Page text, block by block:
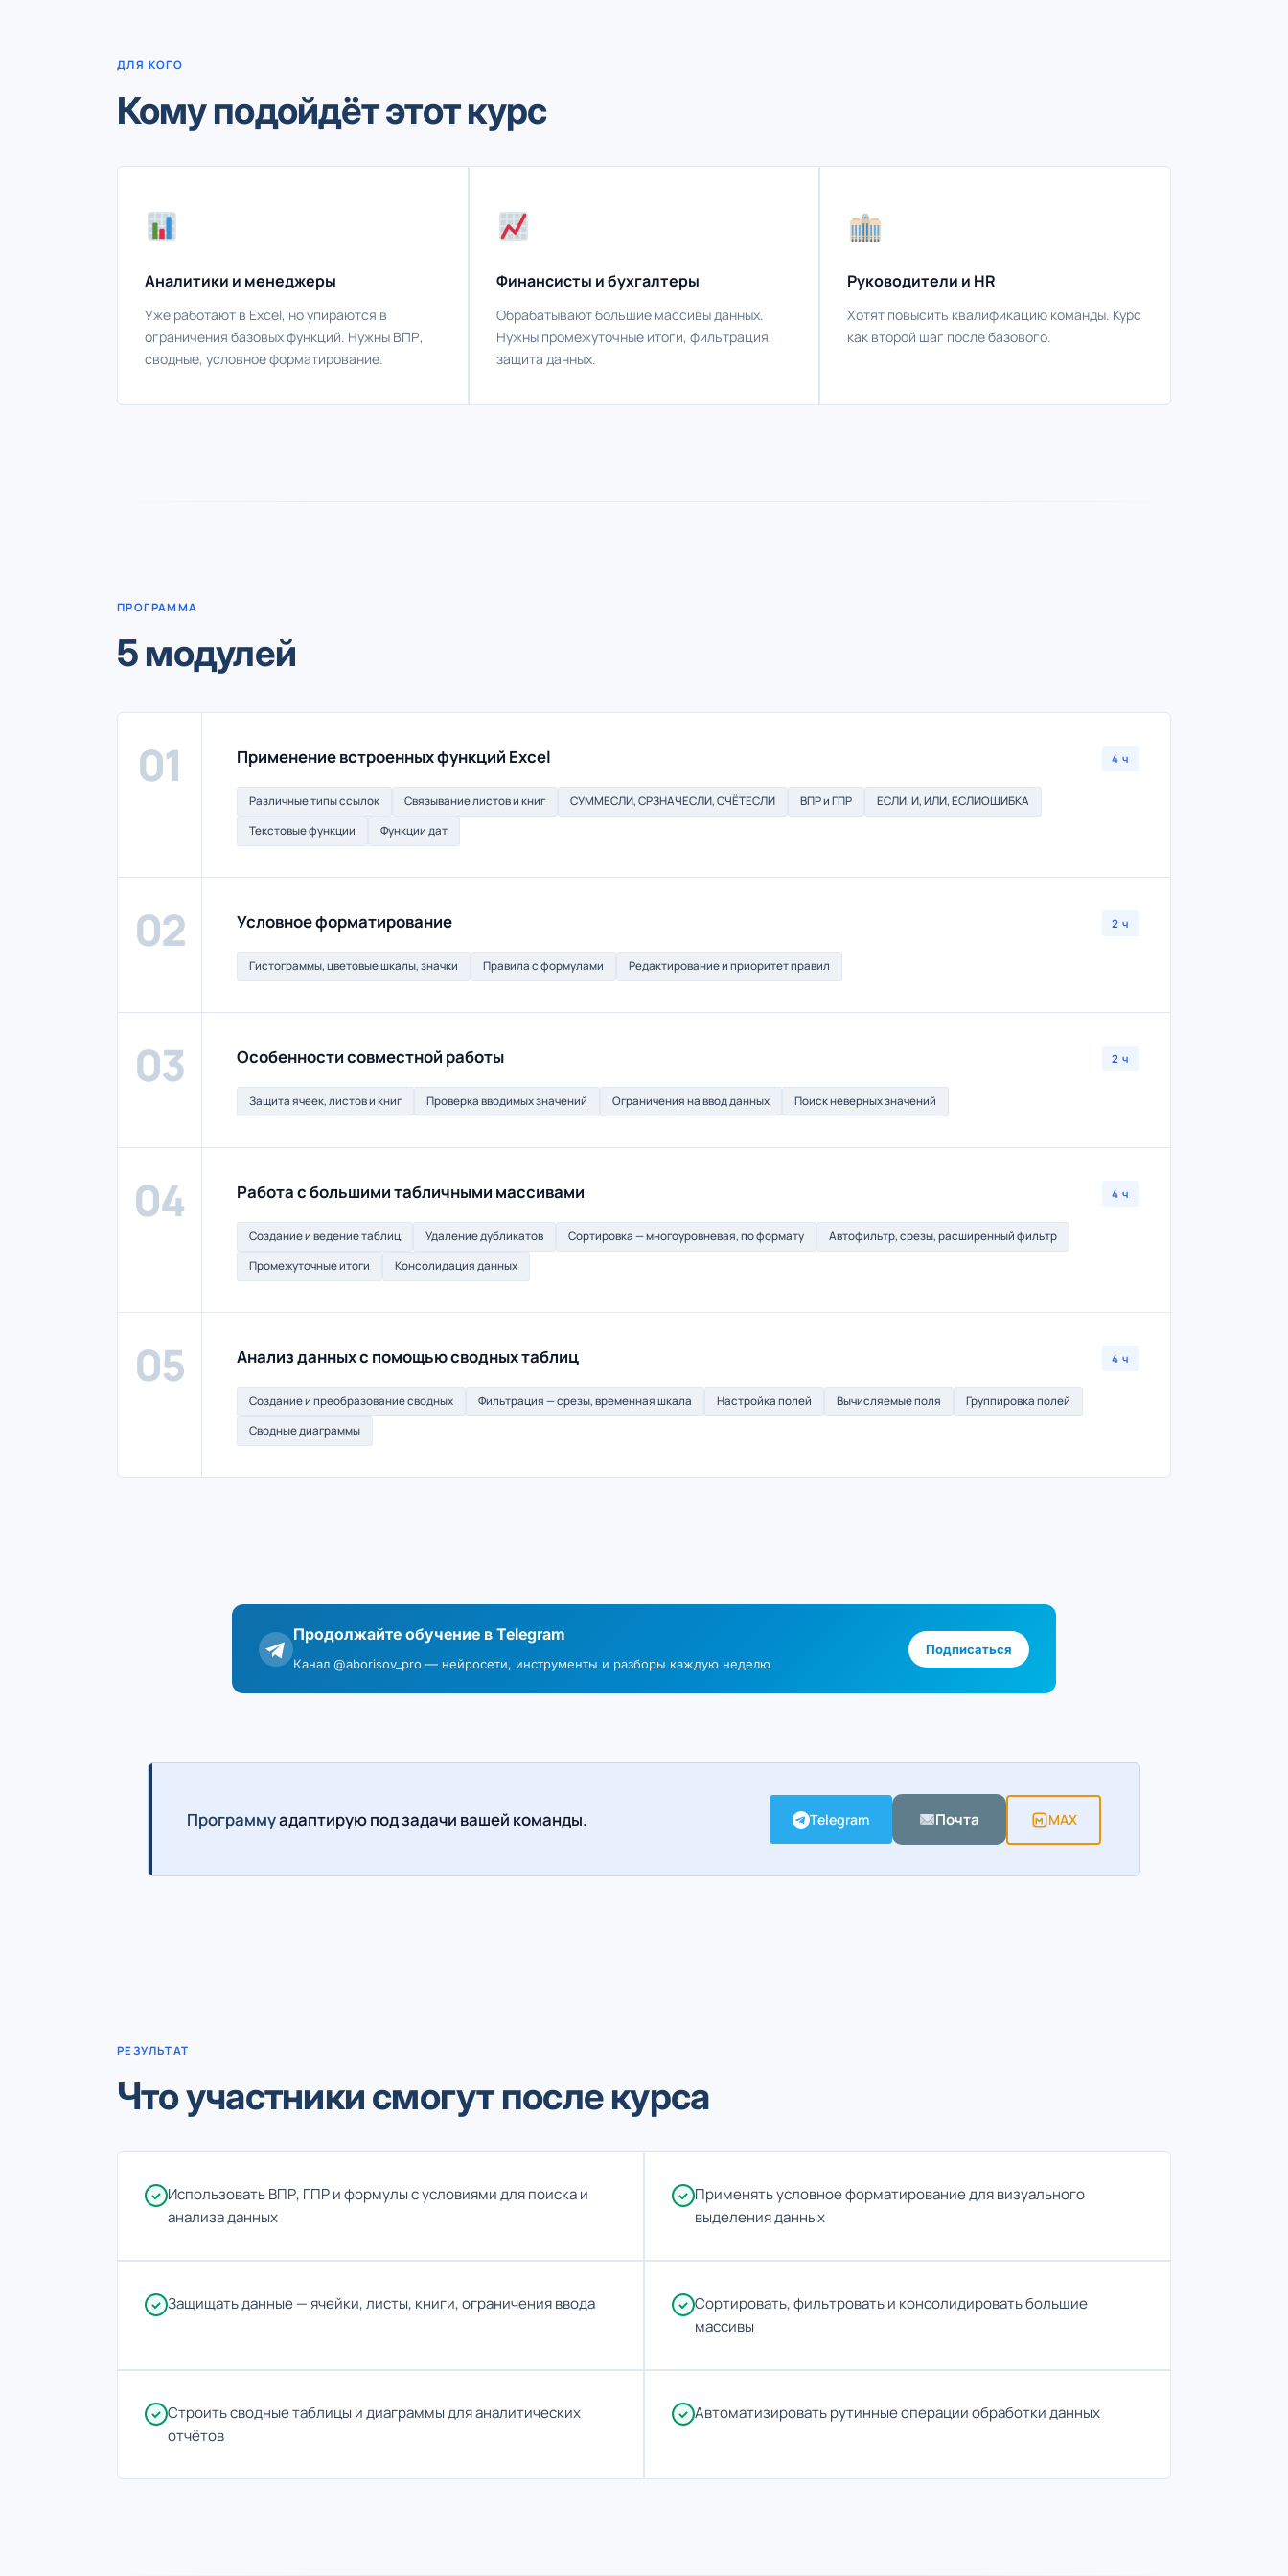
ДЛЯ КОГО
Кому подойдёт этот курс
Аналитики и менеджеры
Уже работают в Excel, но упираются в
ограничения базовых функций. Нужны ВПР,
сводные, условное форматирование.
Финансисты и бухгалтеры
Обрабатывают большие массивы данных.
Нужны промежуточные итоги, фильтрация,
защита данных.
Руководители и HR
Хотят повысить квалификацию команды. Курс
как второй шаг после базового.
ПРОГРАММА
5 модулей
01 Применение встроенных функций Excel 4 ч
Различные типы ссылок Связывание листов и книг СУММЕСЛИ, СРЗНАЧЕСЛИ, СЧЁТЕСЛИ ВПР и ГПР
ЕСЛИ, И, ИЛИ, ЕСЛИОШИБКА
Текстовые функции
Функции дат
02 Условное форматирование 2 ч
Гистограммы, цветовые шкалы, значки Правила с формулами Редактирование и приоритет правил
03 Особенности совместной работы 2 ч
Защита ячеек, листов и книг Проверка вводимых значений Ограничения на ввод данных Поиск неверных значений
04 Работа с большими табличными массивами 4 ч
Создание и ведение таблиц Удаление дубликатов Сортировка — многоуровневая, по формату
Автофильтр, срезы, расширенный фильтр
Промежуточные итоги
Консолидация данных
05 Анализ данных с помощью сводных таблиц 4 ч
Создание и преобразование сводных Фильтрация — срезы, временная шкала Настройка полей Вычисляемые поля
Группировка полей
Сводные диаграммы
Продолжайте обучение в Telegram
Канал @aborisov_pro — нейросети, инструменты и разборы каждую неделю
Подписаться
Программуадаптирую под задачи вашей команды. Telegram Почта MAX
РЕЗУЛЬТАТ
Что участники смогут после курса
Использовать ВПР, ГПР и формулы с условиями для поиска и
анализа данных
Применять условное форматирование для визуального
выделения данных
Защищать данные — ячейки, листы, книги, ограничения ввода
Сортировать, фильтровать и консолидировать большие
массивы
Строить сводные таблицы и диаграммы для аналитических
отчётов
Автоматизировать рутинные операции обработки данных